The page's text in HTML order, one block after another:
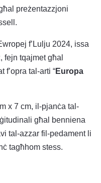
preżentazzjoni
f’Lulju 2024, issa
fejn tqajmet għal
f’opra tal-arti “Europa
x 7 cm, il-pjanċa tal-
għal benniena
tal-azzar fil-pedament li
tagħhom stess.